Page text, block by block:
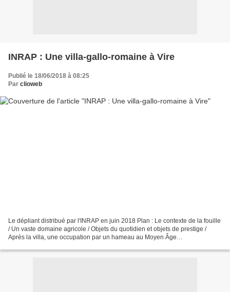
INRAP : Une villa-gallo-romaine à Vire
Publié le 18/06/2018 à 08:25
Par clioweb
Le dépliant distribué par l'INRAP en juin 2018 Plan : Le contexte de la fouille
/ Un vaste domaine agricole / Objets du quotidien et objets de prestige /
Après la villa, une occupation par un hameau au Moyen Âge